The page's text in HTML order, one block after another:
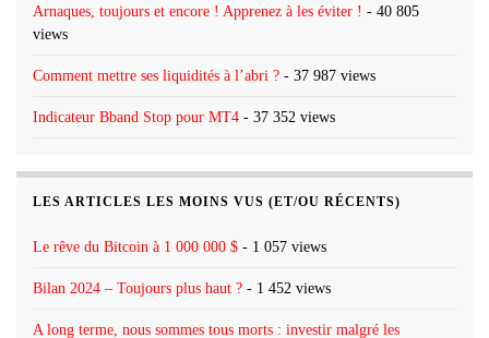
Arnaques, toujours et encore ! Apprenez à les éviter ! - 40 805
views
Comment mettre ses liquidités à l’abri ? - 37 987 views
Indicateur Bband Stop pour MT4 - 37 352 views
LES ARTICLES LES MOINS VUS (ET/OU RÉCENTS)
Le rêve du Bitcoin à 1 000 000 $ - 1 057 views
Bilan 2024 – Toujours plus haut ? - 1 452 views
A long terme, nous sommes tous morts : investir malgré les